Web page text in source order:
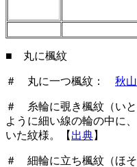
■ 丸に楓紋
＃ 丸に一つ楓紋： 秋
＃ 糸輪に覗き楓紋（い
ように細い線の輪の中に
いた紋様。【 出典】
＃ 細輪に立ち楓紋（ほ